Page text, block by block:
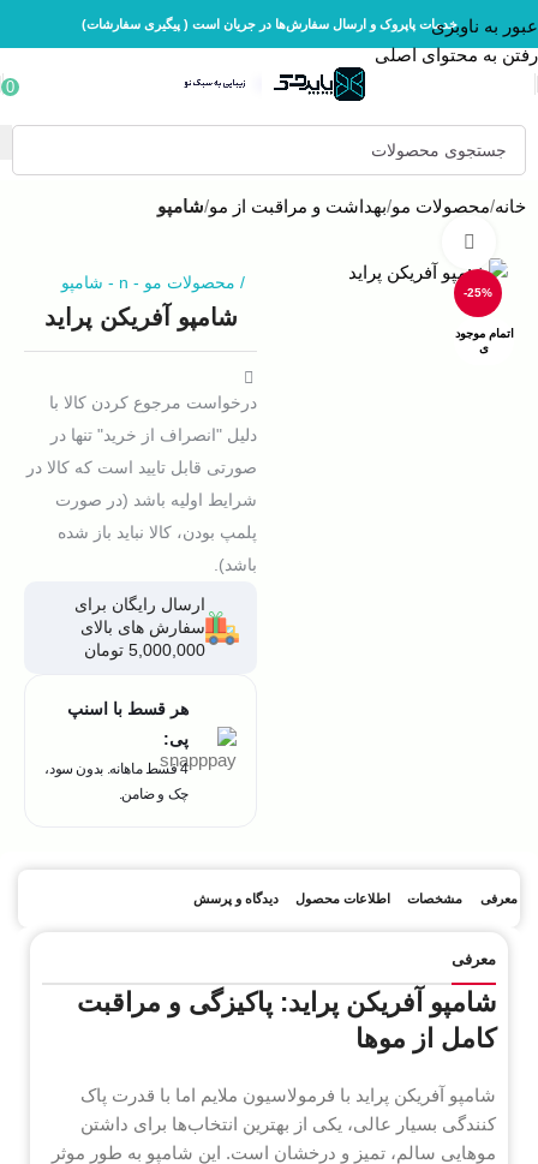
عبور به ناوبری
رفتن به محتوای اصلی
خدمات پاپروک و ارسال سفارش‌ها در جریان است ( پیگیری سفارشات)
0
خانه محصولات مو بهداشت و مراقبت از مو شامپو
-25%
اتمام موجود
ی
/ محصولات مو -
n
- شامپو
شامپو آفریکن پراید
درخواست مرجوع کردن کالا با
دلیل "انصراف از خرید" تنها در
صورتی قابل تایید است که کالا در
شرایط اولیه باشد (در صورت
پلمپ بودن، کالا نباید باز شده
باشد).
ارسال رایگان برای
سفارش های بالای
5,000,000 تومان
هر قسط با اسنپ
پی:
4 قسط ماهانه. بدون سود،
چک و ضامن.
معرفی مشخصات اطلاعات محصول دیدگاه و پرسش
معرفی
شامپو آفریکن پراید: پاکیزگی و مراقبت
کامل از موها
شامپو آفریکن پراید با فرمولاسیون ملایم اما با قدرت پاک
کنندگی بسیار عالی، یکی از بهترین انتخاب‌ها برای داشتن
موهایی سالم، تمیز و درخشان است. این شامپو به طور موثر